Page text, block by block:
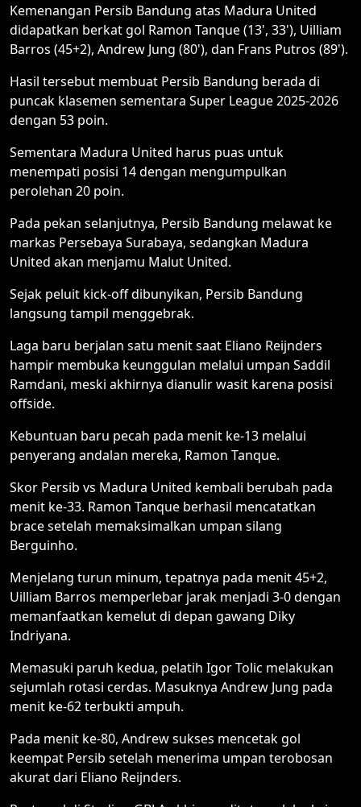
Kemenangan Persib Bandung atas Madura United
didapatkan berkat gol Ramon Tanque (13', 33'), Uilliam
Barros (45+2), Andrew Jung (80'), dan Frans Putros (89').
Hasil tersebut membuat Persib Bandung berada di
puncak klasemen sementara Super League 2025-2026
dengan 53 poin.
Sementara Madura United harus puas untuk
menempati posisi 14 dengan mengumpulkan
perolehan 20 poin.
Pada pekan selanjutnya, Persib Bandung melawat ke
markas Persebaya Surabaya, sedangkan Madura
United akan menjamu Malut United.
Sejak peluit kick-off dibunyikan, Persib Bandung
langsung tampil menggebrak.
Laga baru berjalan satu menit saat Eliano Reijnders
hampir membuka keunggulan melalui umpan Saddil
Ramdani, meski akhirnya dianulir wasit karena posisi
offside.
Kebuntuan baru pecah pada menit ke-13 melalui
penyerang andalan mereka, Ramon Tanque.
Skor Persib vs Madura United kembali berubah pada
menit ke-33. Ramon Tanque berhasil mencatatkan
brace setelah memaksimalkan umpan silang
Berguinho.
Menjelang turun minum, tepatnya pada menit 45+2,
Uilliam Barros memperlebar jarak menjadi 3-0 dengan
memanfaatkan kemelut di depan gawang Diky
Indriyana.
Memasuki paruh kedua, pelatih Igor Tolic melakukan
sejumlah rotasi cerdas. Masuknya Andrew Jung pada
menit ke-62 terbukti ampuh.
Pada menit ke-80, Andrew sukses mencetak gol
keempat Persib setelah menerima umpan terobosan
akurat dari Eliano Reijnders.